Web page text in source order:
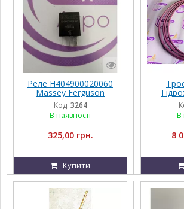
Реле H404900020060
Massey Ferguson
Код: 3264
В наявності
325,00 грн.
Купити
В
8